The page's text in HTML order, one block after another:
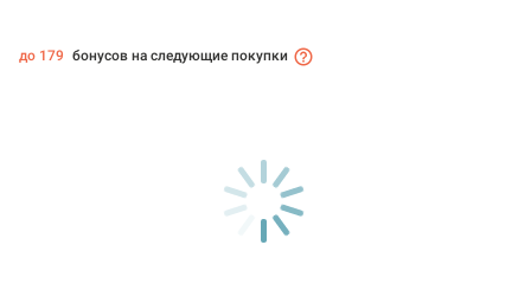
до 179 бонусов на следующие покупки